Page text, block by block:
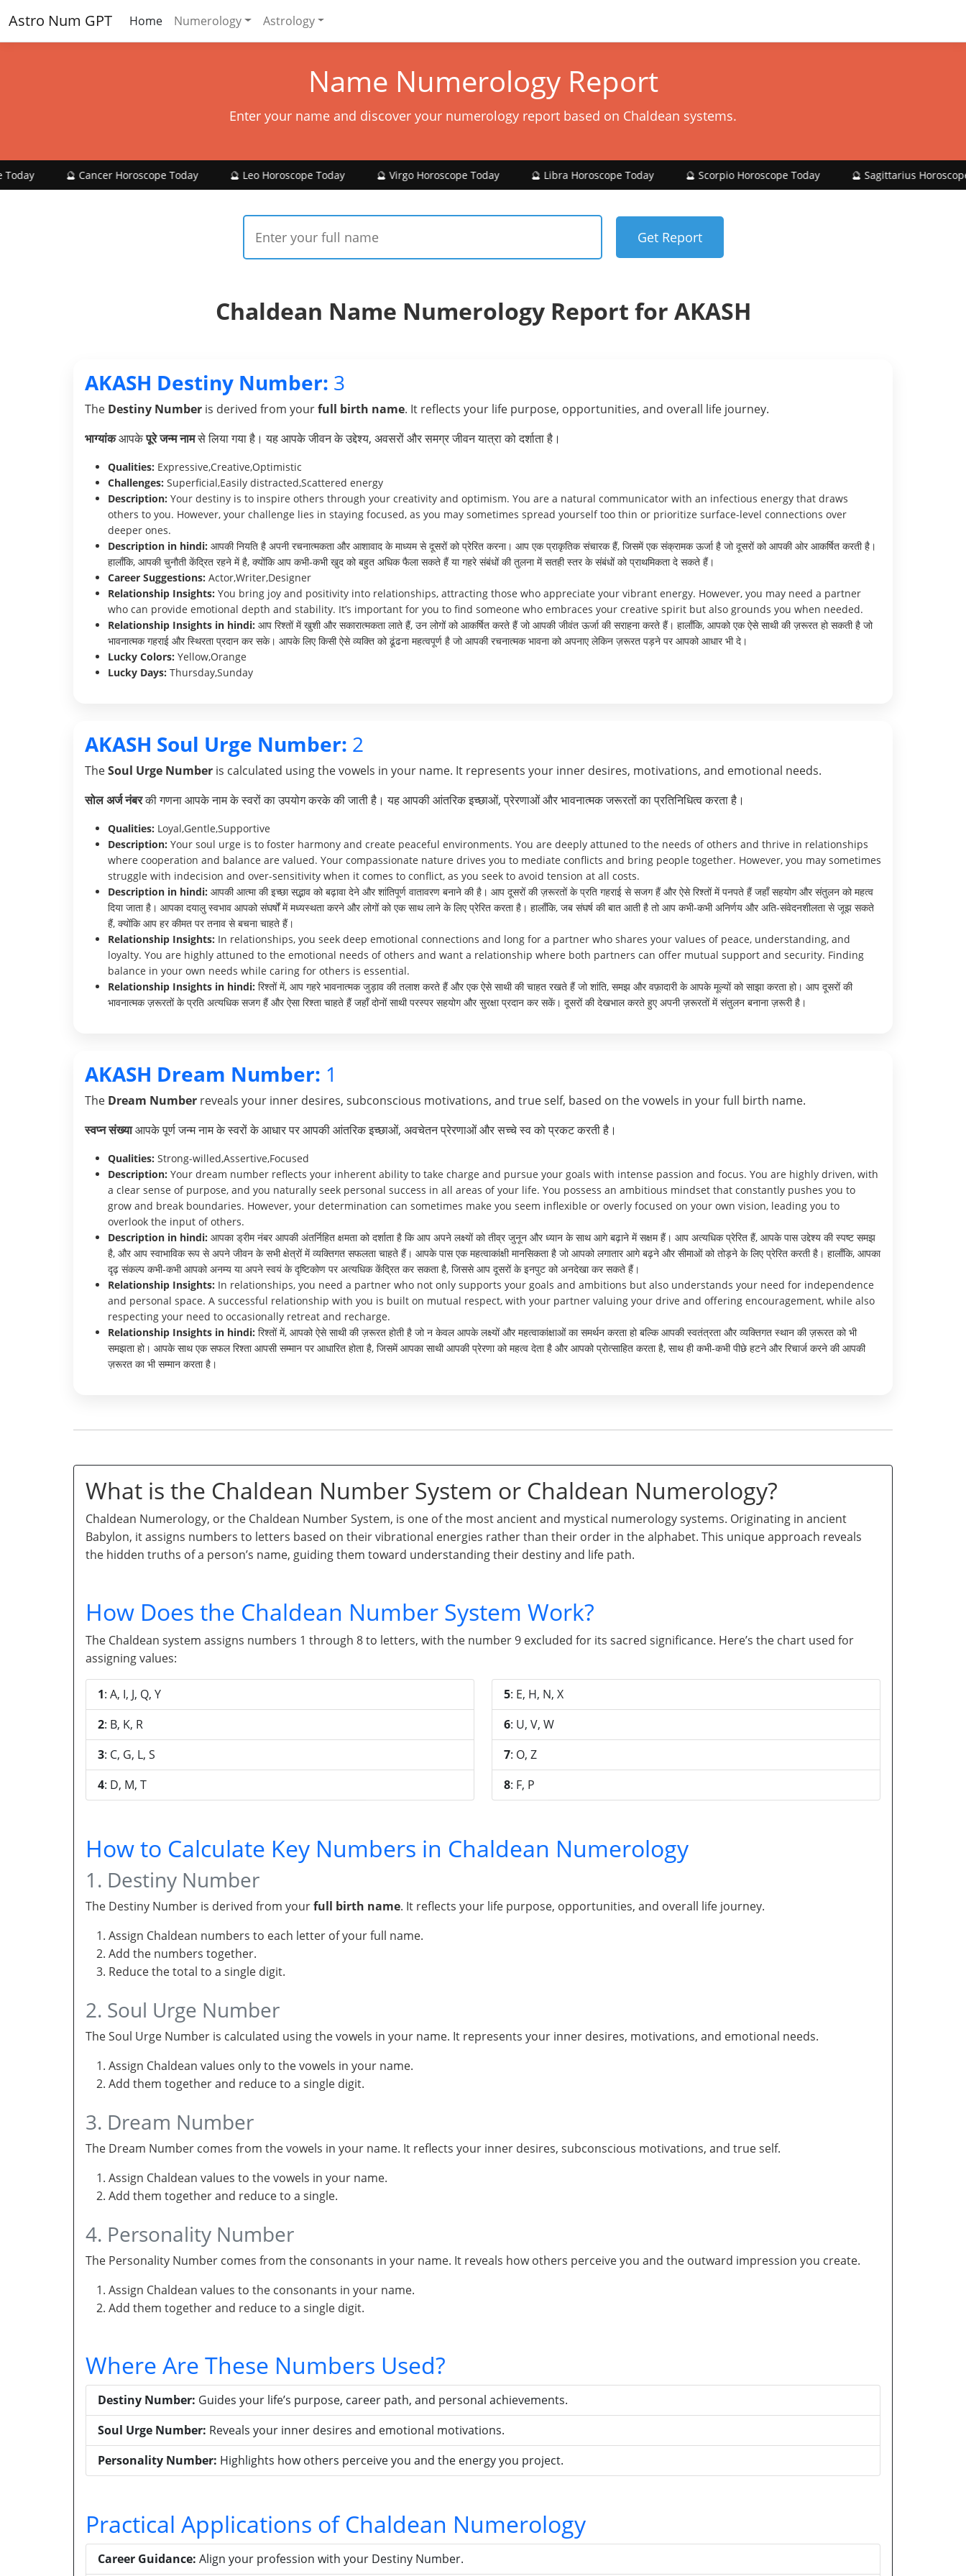
Astro Num GPT Home Numerology Astrology
Name Numerology Report
Enter your name and discover your numerology report based on Chaldean systems.
🔮 Cancer Horoscope Today 🔮 Leo Horoscope Today 🔮 Virgo Horoscope Today 🔮 Libra Horoscope Today 🔮 Scorpio Horoscope Today 🔮 Sagittarius Horoscope Today
Chaldean Name Numerology Report for AKASH
AKASH Destiny Number: 3
The Destiny Number is derived from yourfull birth name. It reflects your life purpose, opportunities, and overall life journey.
भाग्यांकआपकेपूरे जन्म नामसे लिया गया है। यह आपके जीवन के उद्देश्य, अवसरों और समग्र जीवन यात्रा को दर्शाता है।
Qualities: Expressive,Creative,Optimistic
Challenges: Superficial,Easily distracted,Scattered energy
Description: Your destiny is to inspire others through your creativity and optimism. You are a natural communicator with an infectious energy that draws
others to you. However, your challenge lies in staying focused, as you may sometimes spread yourself too thin or prioritize surface-level connections over
deeper ones.
Description in hindi: आपकी नियति है अपनी रचनात्मकता और आशावाद के माध्यम से दूसरों को प्रेरित करना। आप एक प्राकृतिक संचारक हैं, जिसमें एक संक्रामक ऊर्जा है जो दूसरों को आपकी ओर आकर्षित करती है।
हालाँकि, आपकी चुनौती केंद्रित रहने में है, क्योंकि आप कभी-कभी खुद को बहुत अधिक फैला सकते हैं या गहरे संबंधों की तुलना में सतही स्तर के संबंधों को प्राथमिकता दे सकते हैं।
Career Suggestions: Actor,Writer,Designer
Relationship Insights: You bring joy and positivity into relationships, attracting those who appreciate your vibrant energy. However, you may need a partner
who can provide emotional depth and stability. It’s important for you to find someone who embraces your creative spirit but also grounds you when needed.
Relationship Insights in hindi: आप रिश्तों में खुशी और सकारात्मकता लाते हैं, उन लोगों को आकर्षित करते हैं जो आपकी जीवंत ऊर्जा की सराहना करते हैं। हालाँकि, आपको एक ऐसे साथी की ज़रूरत हो सकती है जो
भावनात्मक गहराई और स्थिरता प्रदान कर सके। आपके लिए किसी ऐसे व्यक्ति को ढूंढना महत्वपूर्ण है जो आपकी रचनात्मक भावना को अपनाए लेकिन ज़रूरत पड़ने पर आपको आधार भी दे।
Lucky Colors: Yellow,Orange
Lucky Days: Thursday,Sunday
AKASH Soul Urge Number: 2
TheSoul Urge Number is calculated using the vowels in your name. It represents your inner desires, motivations, and emotional needs.
सोल अर्ज नंबरकी गणना आपके नाम के स्वरों का उपयोग करके की जाती है। यह आपकी आंतरिक इच्छाओं, प्रेरणाओं और भावनात्मक जरूरतों का प्रतिनिधित्व करता है।
Qualities: Loyal,Gentle,Supportive
Description: Your soul urge is to foster harmony and create peaceful environments. You are deeply attuned to the needs of others and thrive in relationships
where cooperation and balance are valued. Your compassionate nature drives you to mediate conflicts and bring people together. However, you may sometimes
struggle with indecision and over-sensitivity when it comes to conflict, as you seek to avoid tension at all costs.
Description in hindi: आपकी आत्मा की इच्छा सद्भाव को बढ़ावा देने और शांतिपूर्ण वातावरण बनाने की है। आप दूसरों की ज़रूरतों के प्रति गहराई से सजग हैं और ऐसे रिश्तों में पनपते हैं जहाँ सहयोग और संतुलन को महत्व
दिया जाता है। आपका दयालु स्वभाव आपको संघर्षों में मध्यस्थता करने और लोगों को एक साथ लाने के लिए प्रेरित करता है। हालाँकि, जब संघर्ष की बात आती है तो आप कभी-कभी अनिर्णय और अति-संवेदनशीलता से जूझ सकते
हैं, क्योंकि आप हर कीमत पर तनाव से बचना चाहते हैं।
Relationship Insights: In relationships, you seek deep emotional connections and long for a partner who shares your values of peace, understanding, and
loyalty. You are highly attuned to the emotional needs of others and want a relationship where both partners can offer mutual support and security. Finding
balance in your own needs while caring for others is essential.
Relationship Insights in hindi: रिश्तों में, आप गहरे भावनात्मक जुड़ाव की तलाश करते हैं और एक ऐसे साथी की चाहत रखते हैं जो शांति, समझ और वफ़ादारी के आपके मूल्यों को साझा करता हो। आप दूसरों की
भावनात्मक ज़रूरतों के प्रति अत्यधिक सजग हैं और ऐसा रिश्ता चाहते हैं जहाँ दोनों साथी परस्पर सहयोग और सुरक्षा प्रदान कर सकें। दूसरों की देखभाल करते हुए अपनी ज़रूरतों में संतुलन बनाना ज़रूरी है।
AKASH Dream Number: 1
The Dream Number reveals your inner desires, subconscious motivations, and true self, based on the vowels in your full birth name.
स्वप्न संख्याआपके पूर्ण जन्म नाम के स्वरों के आधार पर आपकी आंतरिक इच्छाओं, अवचेतन प्रेरणाओं और सच्चे स्व को प्रकट करती है।
Qualities: Strong-willed,Assertive,Focused
Description: Your dream number reflects your inherent ability to take charge and pursue your goals with intense passion and focus. You are highly driven, with
a clear sense of purpose, and you naturally seek personal success in all areas of your life. You possess an ambitious mindset that constantly pushes you to
grow and break boundaries. However, your determination can sometimes make you seem inflexible or overly focused on your own vision, leading you to
overlook the input of others.
Description in hindi: आपका ड्रीम नंबर आपकी अंतर्निहित क्षमता को दर्शाता है कि आप अपने लक्ष्यों को तीव्र जुनून और ध्यान के साथ आगे बढ़ाने में सक्षम हैं। आप अत्यधिक प्रेरित हैं, आपके पास उद्देश्य की स्पष्ट समझ
है, और आप स्वाभाविक रूप से अपने जीवन के सभी क्षेत्रों में व्यक्तिगत सफलता चाहते हैं। आपके पास एक महत्वाकांक्षी मानसिकता है जो आपको लगातार आगे बढ़ने और सीमाओं को तोड़ने के लिए प्रेरित करती है। हालाँकि, आपका
दृढ़ संकल्प कभी-कभी आपको अनम्य या अपने स्वयं के दृष्टिकोण पर अत्यधिक केंद्रित कर सकता है, जिससे आप दूसरों के इनपुट को अनदेखा कर सकते हैं।
Relationship Insights: In relationships, you need a partner who not only supports your goals and ambitions but also understands your need for independence
and personal space. A successful relationship with you is built on mutual respect, with your partner valuing your drive and offering encouragement, while also
respecting your need to occasionally retreat and recharge.
Relationship Insights in hindi: रिश्तों में, आपको ऐसे साथी की ज़रूरत होती है जो न केवल आपके लक्ष्यों और महत्वाकांक्षाओं का समर्थन करता हो बल्कि आपकी स्वतंत्रता और व्यक्तिगत स्थान की ज़रूरत को भी
समझता हो। आपके साथ एक सफल रिश्ता आपसी सम्मान पर आधारित होता है, जिसमें आपका साथी आपकी प्रेरणा को महत्व देता है और आपको प्रोत्साहित करता है, साथ ही कभी-कभी पीछे हटने और रिचार्ज करने की आपकी
ज़रूरत का भी सम्मान करता है।
What is the Chaldean Number System or Chaldean Numerology?
Chaldean Numerology, or the Chaldean Number System, is one of the most ancient and mystical numerology systems. Originating in ancient
Babylon, it assigns numbers to letters based on their vibrational energies rather than their order in the alphabet. This unique approach reveals
the hidden truths of a person’s name, guiding them toward understanding their destiny and life path.
How Does the Chaldean Number System Work?
The Chaldean system assigns numbers 1 through 8 to letters, with the number 9 excluded for its sacred significance. Here’s the chart used for
assigning values:
1: A, I, J, Q, Y
2: B, K, R
3: C, G, L, S
4: D, M, T
5: E, H, N, X
6: U, V, W
7: O, Z
8: F, P
How to Calculate Key Numbers in Chaldean Numerology
1. Destiny Number
The Destiny Number is derived from yourfull birth name. It reflects your life purpose, opportunities, and overall life journey.
Assign Chaldean numbers to each letter of your full name.
Add the numbers together.
Reduce the total to a single digit.
2. Soul Urge Number
The Soul Urge Number is calculated using the vowels in your name. It represents your inner desires, motivations, and emotional needs.
Assign Chaldean values only to the vowels in your name.
Add them together and reduce to a single digit.
3. Dream Number
The Dream Number comes from the vowels in your name. It reflects your inner desires, subconscious motivations, and true self.
Assign Chaldean values to the vowels in your name.
Add them together and reduce to a single.
4. Personality Number
The Personality Number comes from the consonants in your name. It reveals how others perceive you and the outward impression you create.
Assign Chaldean values to the consonants in your name.
Add them together and reduce to a single digit.
Where Are These Numbers Used?
Destiny Number: Guides your life’s purpose, career path, and personal achievements.
Soul Urge Number: Reveals your inner desires and emotional motivations.
Personality Number: Highlights how others perceive you and the energy you project.
Practical Applications of Chaldean Numerology
Career Guidance: Align your profession with your Destiny Number.